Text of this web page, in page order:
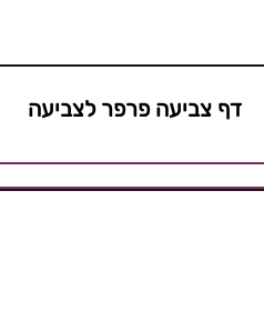
דף צביעה פרפר לצביעה